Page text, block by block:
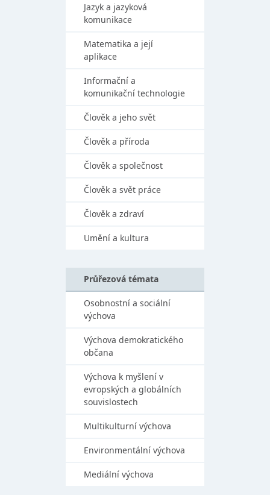
Jazyk a jazyková
komunikace
Matematika a její
aplikace
Informační a
komunikační technologie
Člověk a jeho svět
Člověk a příroda
Člověk a společnost
Člověk a svět práce
Člověk a zdraví
Umění a kultura
Průřezová témata
Osobnostní a sociální
výchova
Výchova demokratického
občana
Výchova k myšlení v
evropských a globálních
souvislostech
Multikulturní výchova
Environmentální výchova
Mediální výchova